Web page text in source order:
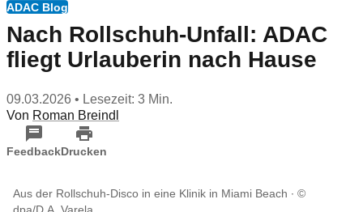
ADAC Blog
Nach Rollschuh-Unfall: ADAC
fliegt Urlauberin nach Hause
09.03.2026 • Lesezeit: 3 Min.
Von Roman Breindl
FeedbackDrucken
Aus der Rollschuh-Disco in eine Klinik in Miami Beach
©